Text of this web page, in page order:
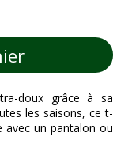
doux grâce à sa
les saisons, ce t-
avec un pantalon ou